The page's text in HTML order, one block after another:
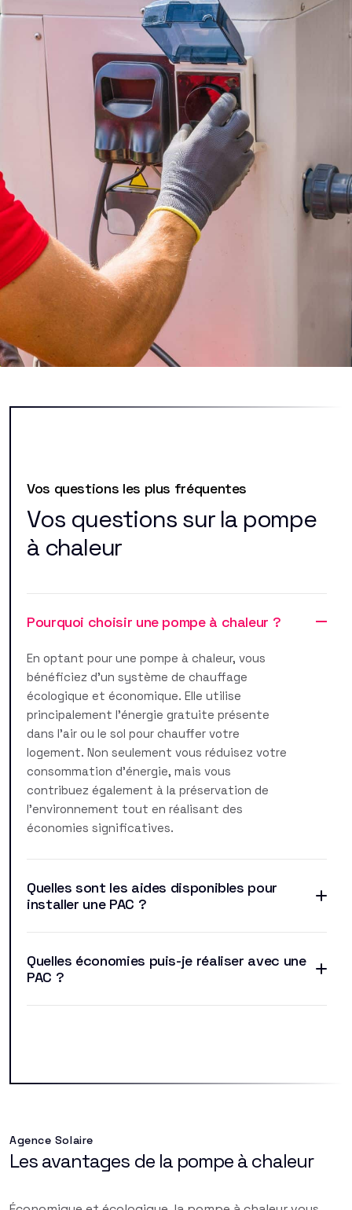
Vos questions les plus fréquentes
Vos questions sur la pompe
à chaleur
Pourquoi choisir une pompe à chaleur ?
En optant pour une pompe à chaleur, vous
bénéficiez d'un système de chauffage
écologique et économique. Elle utilise
principalement l'énergie gratuite présente
dans l'air ou le sol pour chauffer votre
logement. Non seulement vous réduisez votre
consommation d'énergie, mais vous
contribuez également à la préservation de
l'environnement tout en réalisant des
économies significatives.
Quelles sont les aides disponibles pour
installer une PAC ?
Quelles économies puis-je réaliser avec une
PAC ?
Agence Solaire
Les avantages de la pompe à chaleur